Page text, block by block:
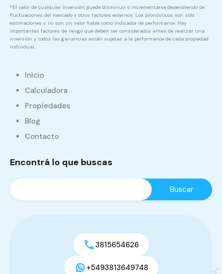
*El valor de cualquier inversión puede disminuir o incrementarse dependiendo de
fluctuaciones del mercado y otros factores externos. Los pronósticos son sólo
estimaciones y no son un valor fiable como indicador de performance. Hay
importantes factores de riesgo que deben ser considerados antes de realizar una
inversión y todos las ganancias están sujetas a la performance de cada propiedad
individual.
Inicio
Calculadora
Propiedades
Blog
Contacto
Encontrá lo que buscas
3815654626
+5493813649748